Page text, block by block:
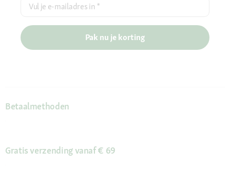
Vul je e-mailadres in *
Pak nu je korting
Betaalmethoden
Gratis verzending vanaf € 69